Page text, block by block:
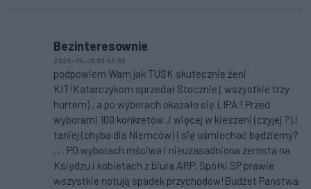
Bezinteresownie
2025-05-16 08:43:05
podpowiem Wam jak TUSK skutecznie żeni
KIT!Katarczykom sprzedał Stocznie ( wszystkie trzy
hurtem) , a po wyborach okazało się LIPA ! Przed
wyborami 100 konkretów ,i więcej w kieszeni (czyjej ?),i
taniej (chyba dla Niemców) i się uśmiechać będziemy?
,.. . PO wyborach mściwa i nieuzasadniona zemsta na
Księdzu i kobietach z biura ARP, Spółki SP prawie
wszystkie notują spadek przychodów!Budżet Państwa